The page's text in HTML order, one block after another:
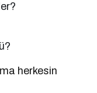
herkesin